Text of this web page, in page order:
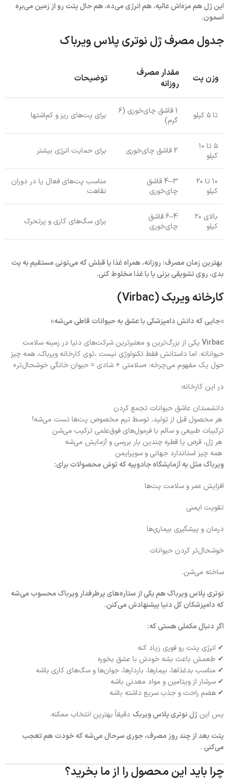
این ژل هم مزه‌اش عالیه، هم انرژی می‌ده، هم حال پتت رو از زمین می‌بره
آسمون.
جدول مصرف ژل نوتری پلاس ویرباک
وزن پت
مقدار مصرف
روزانه
توضیحات
تا ۵ کیلو
1 قاشق چای‌خوری (۶
گرم)
برای پت‌های ریز و کم‌اشتها
۵ تا ۱۰
کیلو
2 قاشق چای‌خوری برای حمایت انرژی بیشتر
۱۰ تا ۲۰
کیلو
3–4 قاشق
چای‌خوری
مناسب پت‌های فعال یا در دوران
نقاهت
بالای ۲۰
کیلو
4–6 قاشق
چای‌خوری
برای سگ‌های کاری و پرتحرک
بهترین زمان مصرف: روزانه، همراه غذا یا قبلش که می‌تونی مستقیم به پت
بدی، روی تشویقی بزنی یا با غذا مخلوط کنی.
کارخانه ویر‌بک (Virbac)
«جایی که دانش دامپزشکی با عشق به حیوانات قاطی می‌شه»
Virbac یکی از بزرگ‌ترین و معتبرترین شرکت‌های دنیا در زمینه سلامت
حیواناته. اما داستانش فقط تکنولوژی نیست ،توی کارخانه ویر‌باک، همه چیز
حول یک مفهوم می‌چرخه: «سلامتی + شادی = حیوان خانگی خوشحال‌تر»
در این کارخانه:
دانشمندان عاشق حیوانات تجمع کردن
هر محصول قبل از تولید، توسط تیم مخصوص پت‌ها تست می‌شه!
ترکیبات طبیعی و سالم با فرمول‌های فوق‌علمی ترکیب می‌شن
هر ژل، قرص یا قطره چندین بار بررسی و آزمایش می‌شه
همه چیز استاندارد جهانی و سوپرایمن
ویر‌باک مثل یه آزمایشگاه جادوییه که توش محصولات برای:
افزایش عمر و سلامت پت‌ها
تقویت ایمنی
درمان و پیشگیری بیماری‌ها
خوشحال‌تر کردن حیوانات
ساخته می‌شن.
نوتری پلاس ویرباک هم یکی از ستاره‌های پرطرفدار ویرباک محسوب می‌شه
که دامپزشکان کل دنیا پیشنهادش می‌کنن.
اگر دنبال مکملی هستی که:
✔ انرژی پتت رو فوری زیاد کنه
✔ طعمش باعث بشه خودش با عشق بخوره
✔ مناسب بدغذاها، بیمارها، باردارها، جوان‌ها و سگ‌های کاری باشه
✔ سرشار از ویتامین و مواد معدنی باشه
✔ هضم راحت و جذب سریع داشته باشه
پس این ژل نوتری پلاس ویر‌بک دقیقاً بهترین انتخاب ممکنه.
پتت بعد از چند روز مصرف، جوری سرحال می‌شه که خودت هم تعجب
می‌کنی .
چرا باید این محصول را از ما بخرید؟